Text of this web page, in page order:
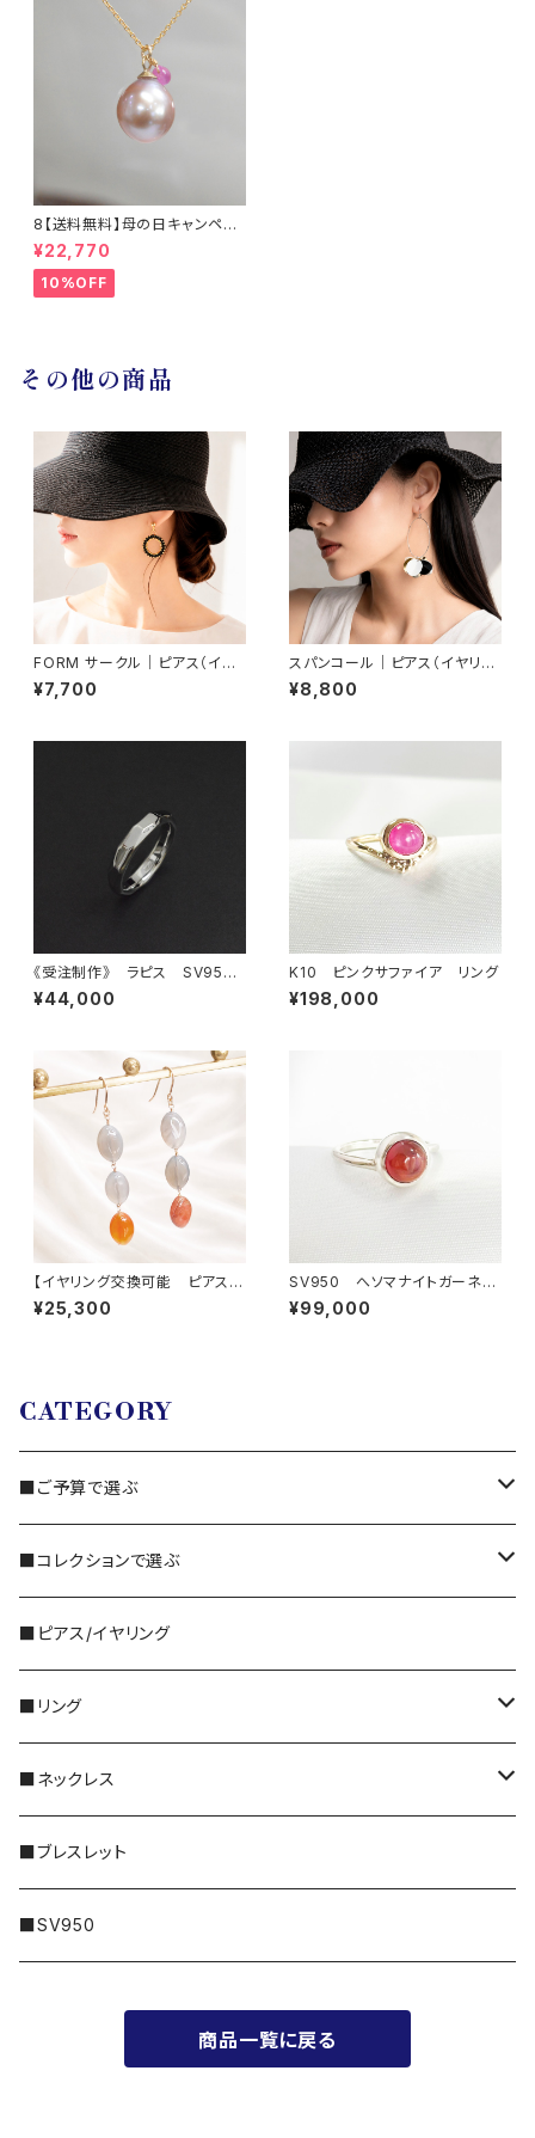
8【送料無料】母の日キャンペー
ン 淡水真珠とサファイアのネッ
クレス14KGF / TWINKLE
¥22,770
10%OFF
その他の商品
FORM サークル｜ピアス（イヤ
リング交換可）
¥7,700
スパンコール｜ピアス（イヤリン
グ交換可）
¥8,800
《受注制作》 ラピス SV950
シルバーリング
¥44,000
K10 ピンクサファイア リング
¥198,000
【イヤリング交換可能 ピアス】
アゲート
¥25,300
SV950 へソマナイトガーネッ
ト リング
¥99,000
CATEGORY
■ご予算で選ぶ
3,000円～
5,000円～
10,000円〜
30,000円〜
50,000円〜
100,000円〜
300,000円〜
■コレクションで選ぶ
・国産ビーズ｜FORM
・天然石｜Gemstone
特別な｜Sleek
普段に｜Freedom
・天然石｜Twinkle
・メタル｜Amulet
■ピアス/イヤリング
■リング
シルバー
ゴールド
プラチナ
■ネックレス
14KGF
シルバー
■ブレスレット
■SV950
商品一覧に戻る